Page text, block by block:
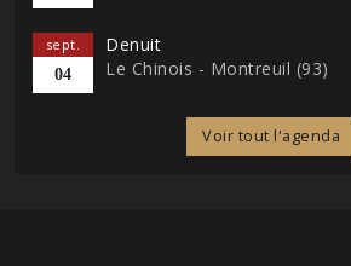
sept.
04
Denuit
Le Chinois - Montreuil (93)
Voir tout l'agenda